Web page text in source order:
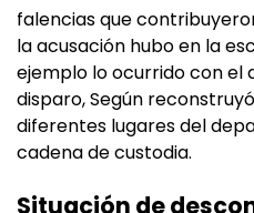
falencias que
la acusación hubo en la
ejemplo lo ocurrido con el
disparo, Según
diferentes lugares del
cadena de custodia.
Situación de